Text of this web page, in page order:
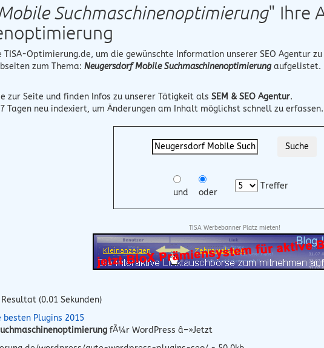
Suchmaschinenoptimierung" Ihre
TISA-Optimierung.de, um die gewünschte Information unserer SEO Agentur
zum Thema: Neugersdorf Mobile Suchmaschinenoptimierungaufgelistet.
zur Seite und finden Infos zu unserer Tätigkeit als SEM & SEO Agentur.
Tagen neu indexiert, um Änderungen am Inhalt möglichst schnell zu erfassen.
und oder
Treffer
TISA Werbebanner Platz mieten!
(0.01 Sekunden)
besten Plugins 2015
fÃ¼r WordPress â–»Jetzt